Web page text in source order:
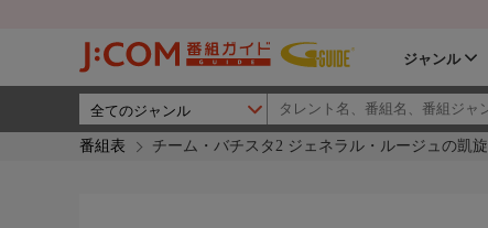
ジャンル
番組表 チーム・バチスタ2 ジェネラル・ルージュの凱旋